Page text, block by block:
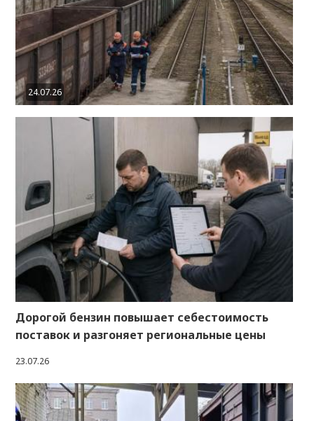
24.07.26
Дорогой бензин повышает себестоимость
поставок и разгоняет региональные цены
23.07.26